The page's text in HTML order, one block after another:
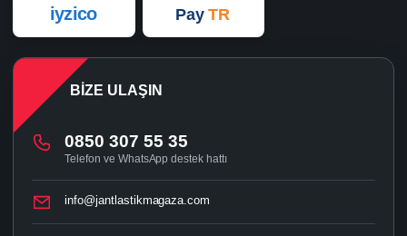
iyzico Pay TR
BIZE ULAŞIN
0850 307 55 35
Telefon ve WhatsApp destek hattı
info@jantlastikmagaza.com